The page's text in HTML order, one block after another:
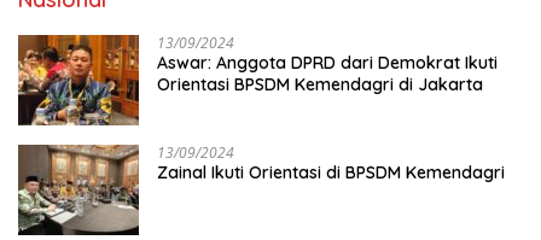
13/09/2024
Aswar: Anggota DPRD dari Demokrat Ikuti
Orientasi BPSDM Kemendagri di Jakarta
13/09/2024
Zainal Ikuti Orientasi di BPSDM Kemendagri